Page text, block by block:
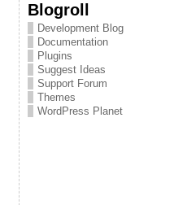
Blogroll
Development Blog
Documentation
Plugins
Suggest Ideas
Support Forum
Themes
WordPress Planet